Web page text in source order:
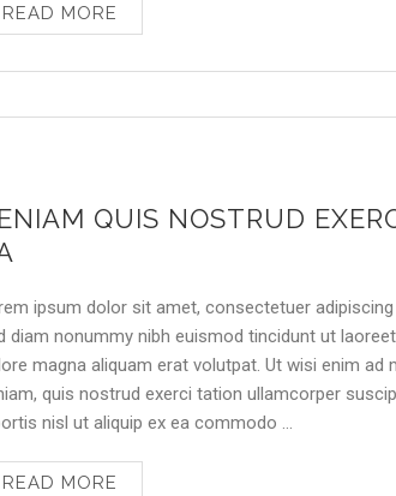
READ MORE
QUIS NOSTRUD
ipsum dolor sit amet, consectetuer adipiscing
diam nonummy nibh euismod tincidunt ut laoreet
magna aliquam erat volutpat. Ut wisi enim ad
quis nostrud exerci tation ullamcorper
nisl ut aliquip ex ea commodo …
READ MORE